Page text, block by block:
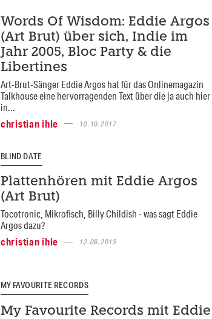
Words Of Wisdom: Eddie Argos
(Art Brut) über sich, Indie im
Jahr 2005, Bloc Party & die
Libertines
Art-Brut-Sänger Eddie Argos hat für das Onlinemagazin
Talkhouse eine hervorragenden Text über die ja auch hier
in...
christian ihle
10.10.2017
BLIND DATE
Plattenhören mit Eddie Argos
(Art Brut)
Tocotronic, Mikrofisch, Billy Childish - was sagt Eddie
Argos dazu?
christian ihle
12.08.2013
MY FAVOURITE RECORDS
My Favourite Records mit Eddie